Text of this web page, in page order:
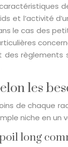
et l’activité
le cas des
des
les
de chaque
niche en
long